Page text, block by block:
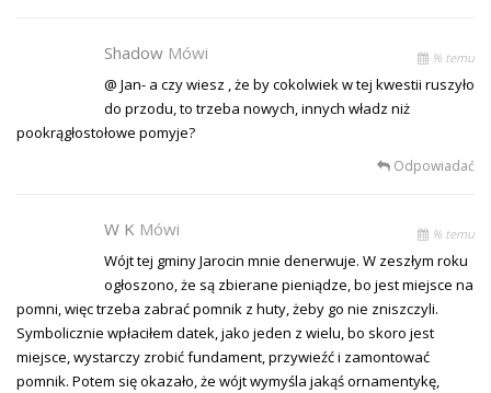
Shadow Mówi % temu
@ Jan- a czy wiesz , że by cokolwiek w tej kwestii ruszyło
do przodu, to trzeba nowych, innych władz niż
pookrągłostołowe pomyje?
Odpowiadać
W K Mówi % temu
Wójt tej gminy Jarocin mnie denerwuje. W zeszłym roku
ogłoszono, że są zbierane pieniądze, bo jest miejsce na
pomni, więc trzeba zabrać pomnik z huty, żeby go nie zniszczyli.
Symbolicznie wpłaciłem datek, jako jeden z wielu, bo skoro jest
miejsce, wystarczy zrobić fundament, przywieźć i zamontować
pomnik. Potem się okazało, że wójt wymyśla jakąś ornamentykę,